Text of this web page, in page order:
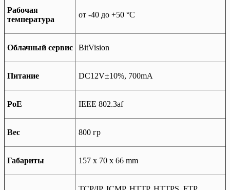
Рабочая
температура
от -40 до +50 °С
Облачный сервис BitVision
Питание DC12V±10%, 700mA
РоЕ IEEE 802.3af
Вес 800 гр
Габариты 157 x 70 x 66 mm